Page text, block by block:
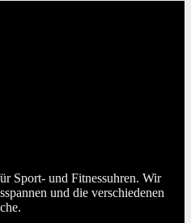
Sport- und Fitnessuhren. Wir
und die verschiedenen